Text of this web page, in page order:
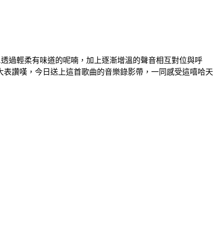
過輕柔有味道的呢喃，加上逐漸增溫的聲音相互對位與呼
讚嘆，今日送上這首歌曲的音樂錄影帶，一同感受這嘻哈天